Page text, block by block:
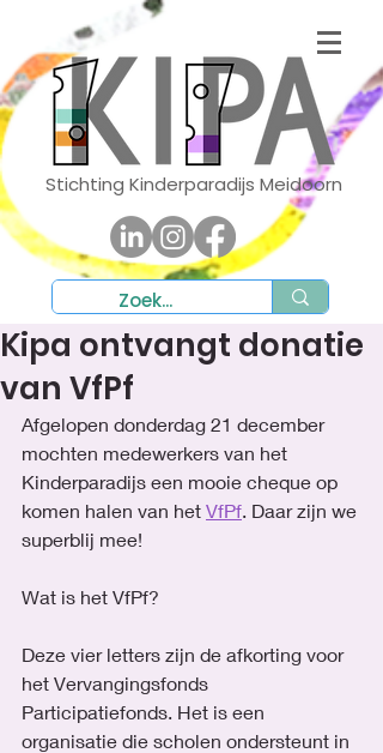
Stichting Kinderparadijs Meidoorn
Kipa ontvangt donatie
van VfPf
Afgelopen donderdag 21 december
mochten medewerkers van het
Kinderparadijs een mooie cheque op
komen halen van het VfPf. Daar zijn we
superblij mee!
Wat is het VfPf?
Deze vier letters zijn de afkorting voor
het Vervangingsfonds
Participatiefonds. Het is een
organisatie die scholen ondersteunt in